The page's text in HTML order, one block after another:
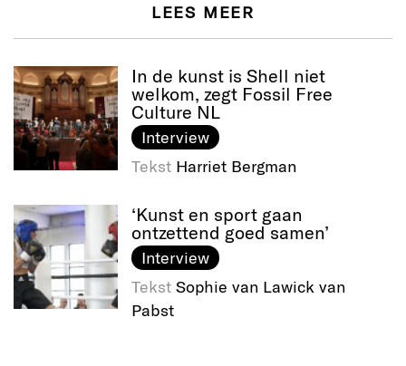
LEES MEER
In de kunst is Shell niet
welkom, zegt Fossil Free
Culture NL
Interview
Tekst Harriet Bergman
‘Kunst en sport gaan
ontzettend goed samen’
Interview
Tekst Sophie van Lawick van
Pabst